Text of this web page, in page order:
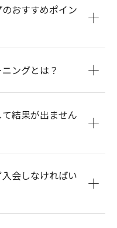
おすすめポイン
ングとは？
結果が出ません
会しなければい